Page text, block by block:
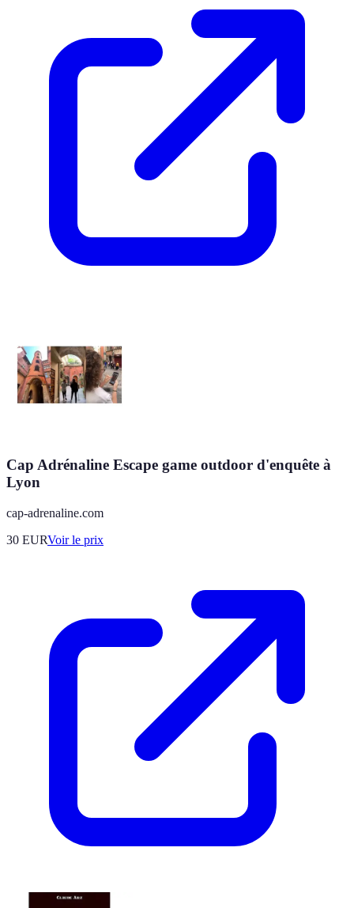
Cap Adrénaline Escape game outdoor d'enquête à
Lyon
cap-adrenaline.com
30 EURVoir le prix